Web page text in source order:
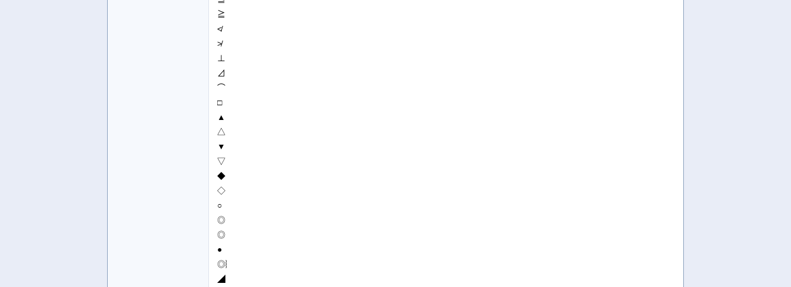
≧
≮
≯
⊥
⊿
⌒
□
▲
△
▼
▽
◆
◇
○
◎
◎
●
◎︴
◢